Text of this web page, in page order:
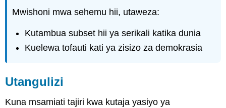
Utangulizi
Ushindani
Uhuru
Mwishoni mwa sehemu hii, utaweza:
Kutambua subset hii ya serikali katika dunia
Kuelewa tofauti kati ya zisizo za demokrasia
Utangulizi
Kuna msamiati tajiri kwa kutaja yasiyo ya